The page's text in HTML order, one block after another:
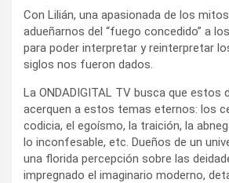
Con Lilián, una apasionada de los
adueñarnos del “fuego concedido” a
para poder interpretar y reinterpretar
siglos nos fueron dados.
La ONDADIGITAL TV busca que estos
acerquen a estos temas eternos: los
codicia, el egoísmo, la traición, la
lo inconfesable, etc. Dueños de un
una florida percepción sobre las
impregnado el imaginario moderno,